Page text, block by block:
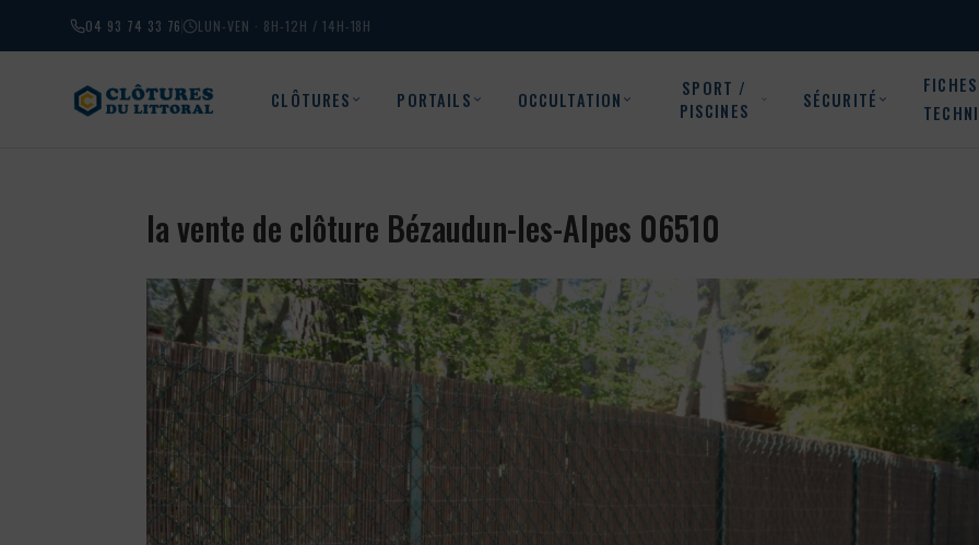
04 93 74 33 76 LUN-VEN · 8H-12H / 14H-18H
CLÔTURES PORTAILS OCCULTATION
SPORT /
PISCINES
SÉCURITÉ
FICHES
la vente de clôture Bézaudun-les-Alpes 06510